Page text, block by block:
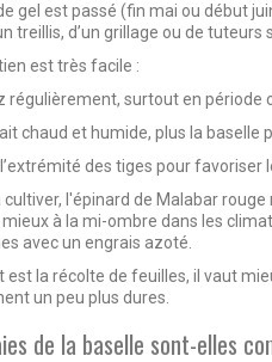
gel est passé (fin mai ou début
treillis, d’un grillage ou de tuteurs
est très facile :
régulièrement, surtout en période
chaud et humide, plus la baselle
des tiges pour favoriser
cultiver, l'épinard de Malabar
à la mi-ombre dans les
avec un engrais azoté.
est la récolte de feuilles, il vaut
un peu plus dures.
de la baselle sont-elles